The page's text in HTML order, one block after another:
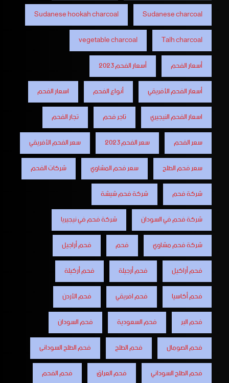
Sudanese charcoal
Sudanese hookah charcoal
Talh charcoal
vegetable charcoal
أسعار الفحم
أسعار الفحم 2023
أسعار الفحم الأفريقي
أنواع الفحم
اسعار الفحم
اسعار الفحم النيجيري
تاجر فحم
تجار الفحم
سعر الفحم
سعر الفحم 2023
سعر الفحم الأفريقي
سعر فحم الطلح
سعر فحم المشاوي
شركات الفحم
شركة فحم
شركة فحم شيشة
شركة فحم في السودان
شركة فحم في نيجيريا
شركة فحم مشاوي
فحم
فحم أراجيل
فحم أراكيل
فحم أرجيلة
فحم أركيلة
فحم أكاسيا
فحم افريقي
فحم الأردن
فحم البر
فحم السعودية
فحم السودان
فحم الصومال
فحم الطلح
فحم الطلح السودانى
فحم الطلح السوداني
فحم العراق
فحم الفحم